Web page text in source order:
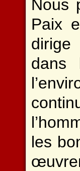
Nous
Paix
dans
les